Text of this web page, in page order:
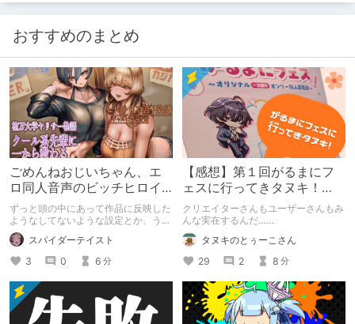
おすすめのまとめ
ごめんねおじいちゃん、エ
ロ同人音声のビッチヒロイ
ンに名前使って～過去作品
コンセプトを思い出そう～
ずっと頭の中にあって作品に反映した
ようなしてないような設定とか、うち
のヒロイン達の名づけの法則とかを頭
の中の映●研の金●さんに「そこにあ
っちゃいけねえんだよ」といわれたの
でとりあえず垂れ流します。
スパイダーテイスト
3
0 6 分
【感想】第１回がるまにフ
ェスに行ってきタヌキ！
【レポ】
クリエイターさんもユーザーさんもみ
んな実在するんだ……
タヌキのとぅーこさん
29
2 8 分